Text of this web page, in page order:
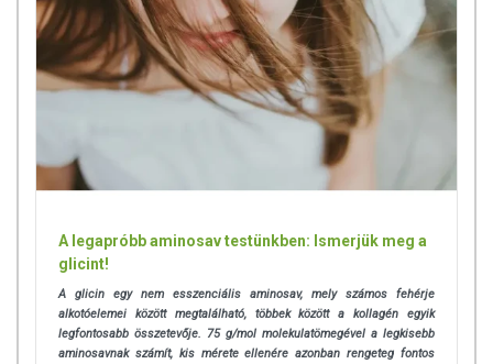
A legapróbb aminosav testünkben: Ismerjük meg a
glicint!
A glicin egy nem esszenciális aminosav, mely számos fehérje
alkotóelemei között megtalálható, többek között a kollagén egyik
legfontosabb összetevője. 75 g/mol molekulatömegével a legkisebb
aminosavnak számít, kis mérete ellenére azonban rengeteg fontos